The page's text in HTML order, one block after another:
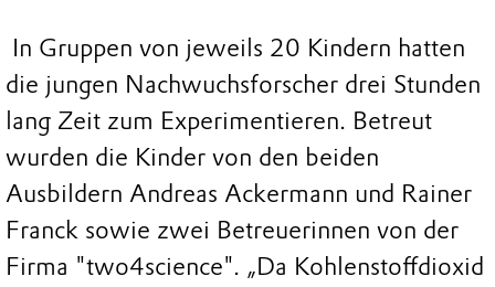
In Gruppen von jeweils 20 Kindern hatten
die jungen Nachwuchsforscher drei Stunden
lang Zeit zum Experimentieren. Betreut
wurden die Kinder von den beiden
Ausbildern Andreas Ackermann und Rainer
Franck sowie zwei Betreuerinnen von der
Firma "two4science". „Da Kohlenstoffdioxid